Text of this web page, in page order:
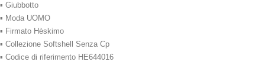
▪ Giubbotto
▪ Moda UOMO
▪ Firmato Hèskimo
▪ Collezione Softshell Senza Cp
▪ Codice di riferimento HE644016